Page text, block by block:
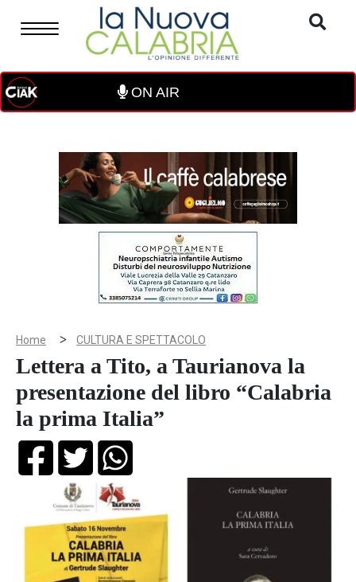
ON AIR
Home > CULTURA E SPETTACOLO
Lettera a Tito, a Taurianova la
presentazione del libro “Calabria
la prima Italia”